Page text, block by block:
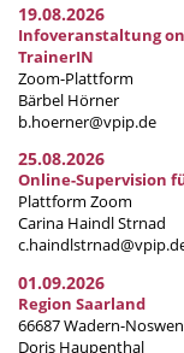
19.08.2026
Infoveranstaltung
TrainerIN
Zoom-Plattform
Bärbel Hörner
b.hoerner@vpip.de
25.08.2026
Online-Supervision
Plattform Zoom
Carina Haindl Strnad
01.09.2026
Region Saarland
66687 Wadern-
Doris Haupenthal